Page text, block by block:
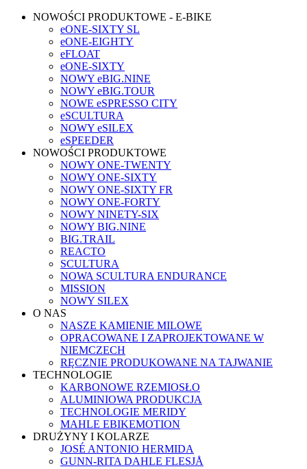
NOWOŚCI PRODUKTOWE - E-BIKE
eONE-SIXTY SL
eONE-EIGHTY
eFLOAT
eONE-SIXTY
NOWY eBIG.NINE
NOWY eBIG.TOUR
NOWE eSPRESSO CITY
eSCULTURA
NOWY eSILEX
eSPEEDER
NOWOŚCI PRODUKTOWE
NOWY ONE-TWENTY
NOWY ONE-SIXTY
NOWY ONE-SIXTY FR
NOWY ONE-FORTY
NOWY NINETY-SIX
NOWY BIG.NINE
BIG.TRAIL
REACTO
SCULTURA
NOWA SCULTURA ENDURANCE
MISSION
NOWY SILEX
O NAS
NASZE KAMIENIE MILOWE
OPRACOWANE I ZAPROJEKTOWANE W
NIEMCZECH
RĘCZNIE PRODUKOWANE NA TAJWANIE
TECHNOLOGIE
KARBONOWE RZEMIOSŁO
ALUMINIOWA PRODUKCJA
TECHNOLOGIE MERIDY
MAHLE EBIKEMOTION
DRUŻYNY I KOLARZE
JOSÉ ANTONIO HERMIDA
GUNN-RITA DAHLE FLESJÅ